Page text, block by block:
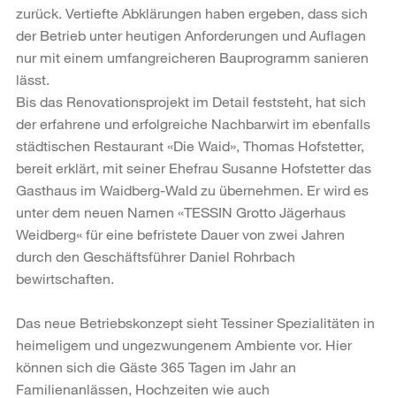
zurück. Vertiefte Abklärungen haben ergeben, dass sich
der Betrieb unter heutigen Anforderungen und Auflagen
nur mit einem umfangreicheren Bauprogramm sanieren
lässt.
Bis das Renovationsprojekt im Detail feststeht, hat sich
der erfahrene und erfolgreiche Nachbarwirt im ebenfalls
städtischen Restaurant «Die Waid», Thomas Hofstetter,
bereit erklärt, mit seiner Ehefrau Susanne Hofstetter das
Gasthaus im Waidberg-Wald zu übernehmen. Er wird es
unter dem neuen Namen «TESSIN Grotto Jägerhaus
Weidberg« für eine befristete Dauer von zwei Jahren
durch den Geschäftsführer Daniel Rohrbach
bewirtschaften.
Das neue Betriebskonzept sieht Tessiner Spezialitäten in
heimeligem und ungezwungenem Ambiente vor. Hier
können sich die Gäste 365 Tagen im Jahr an
Familienanlässen, Hoch­zeiten wie auch